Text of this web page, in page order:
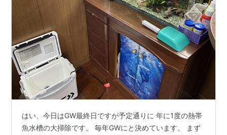
社があり、全国に「 カメラのキタムラ」を展開するカメ
ラ店チェーン。こども写真館「スタジオマリオ」などの
事業も行っている。
はい、今日はGW最終日ですが予定通りに 年に1度の熱帯
魚水槽の大掃除です。 毎年GWにと決めています。 まず